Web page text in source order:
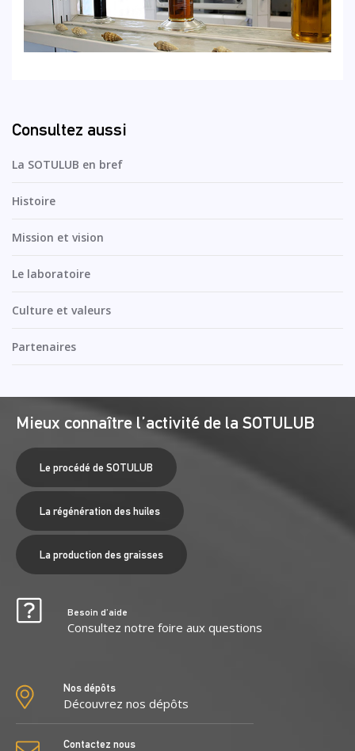
Consultez aussi
La SOTULUB en bref
Histoire
Mission et vision
Le laboratoire
Culture et valeurs
Partenaires
Mieux connaître l’activité de la SOTULUB
Le procédé de SOTULUB
La régénération des huiles
La production des graisses
Besoin d’aide
Consultez notre foire aux questions
Nos dépôts
Découvrez nos dépôts
Contactez nous